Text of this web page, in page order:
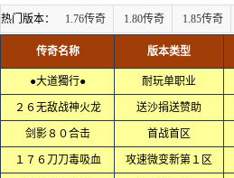
热门版本： 1.76传奇 1.80传奇 1.85传奇
传奇名称 版本类型
●大道獨行● 耐玩单职业
２６无敌战神火龙 送沙捐送赞助
剑影８０合击 首战首区
１７６刀刀毒吸血 攻速微变新第１区